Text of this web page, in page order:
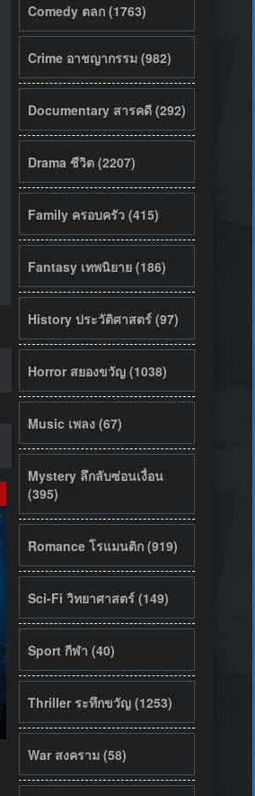
Comedy ตลก (1763)
Crime อาชญากรรม (982)
Documentary สารคดี (292)
Drama ชีวิต (2207)
Family ครอบครัว (415)
Fantasy เทพนิยาย (186)
History ประวัติศาสตร์ (97)
Horror สยองขวัญ (1038)
Music เพลง (67)
Mystery ลึกลับซ่อนเงื่อน
(395)
Romance โรแมนติก (919)
Sci-Fi วิทยาศาสตร์ (149)
Sport กีฬา (40)
Thriller ระทึกขวัญ (1253)
War สงคราม (58)